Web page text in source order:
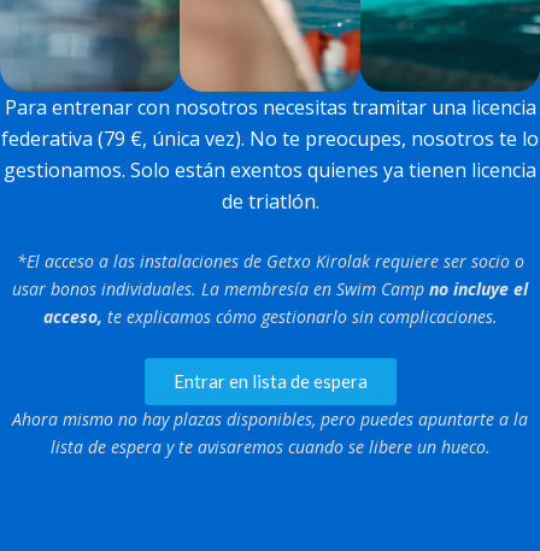
Para entrenar con nosotros necesitas tramitar una licencia
federativa (79 €, única vez). No te preocupes, nosotros te lo
gestionamos. Solo están exentos quienes ya tienen licencia
de triatlón.
*El acceso a las instalaciones de Getxo Kirolak requiere ser socio o
usar bonos individuales. La membresía en Swim Camp no incluye el
acceso, te explicamos cómo gestionarlo sin complicaciones.
Entrar en lista de espera
Ahora mismo no hay plazas disponibles, pero puedes apuntarte a la
lista de espera y te avisaremos cuando se libere un hueco.